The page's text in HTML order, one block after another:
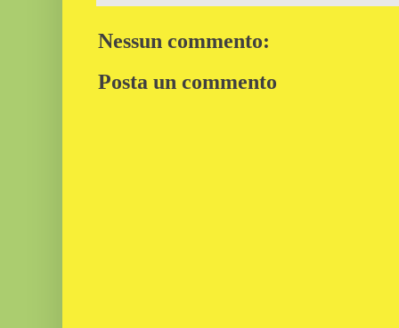
Nessun commento:
Posta un commento